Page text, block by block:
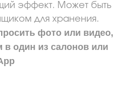
эффект. Может быть
для хранения.
фото или видео,
один из салонов или